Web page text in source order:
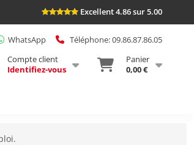
Excellent 4.86 sur 5.00
WhatsApp
Téléphone: 09.86.87.86.05
Compte client
Identifiez-vous
Panier
0,00 €